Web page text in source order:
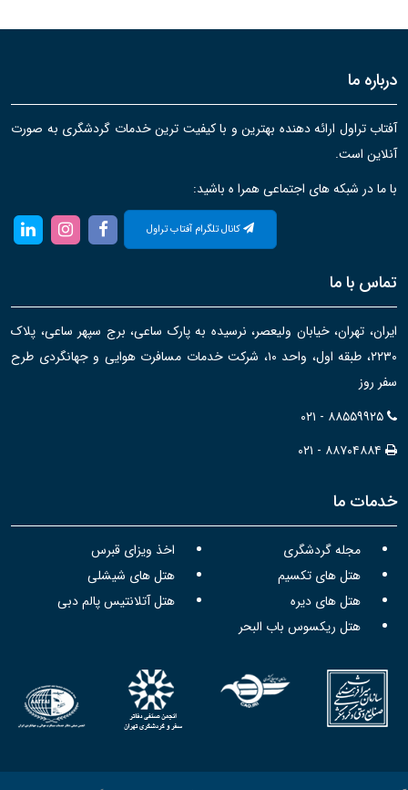
درباره ما
آفتاب تراول ارائه دهنده بهترین و با کیفیت ترین خدمات گردشگری به صورت
آنلاین است.
با ما در شبکه های اجتماعی همرا ه باشید:
کانال تلگرام آفتاب تراول
تماس با ما
ایران، تهران، خیابان ولیعصر، نرسیده به پارک ساعی، برج سپهر ساعی، پلاک
۲۲۳۰، طبقه اول، واحد ۱۰، شرکت خدمات مسافرت هوایی و جهانگردی طرح
سفر روز
۰۲۱ - ۸۸۵۵۹۹۲۵
۰۲۱ - ۸۸۷۰۴۸۸۴
خدمات ما
مجله گردشگری
اخذ ویزای قبرس
هتل های تکسیم
هتل های شیشلی
هتل های دیره
هتل آتلانتیس پالم دبی
هتل ریکسوس باب البحر